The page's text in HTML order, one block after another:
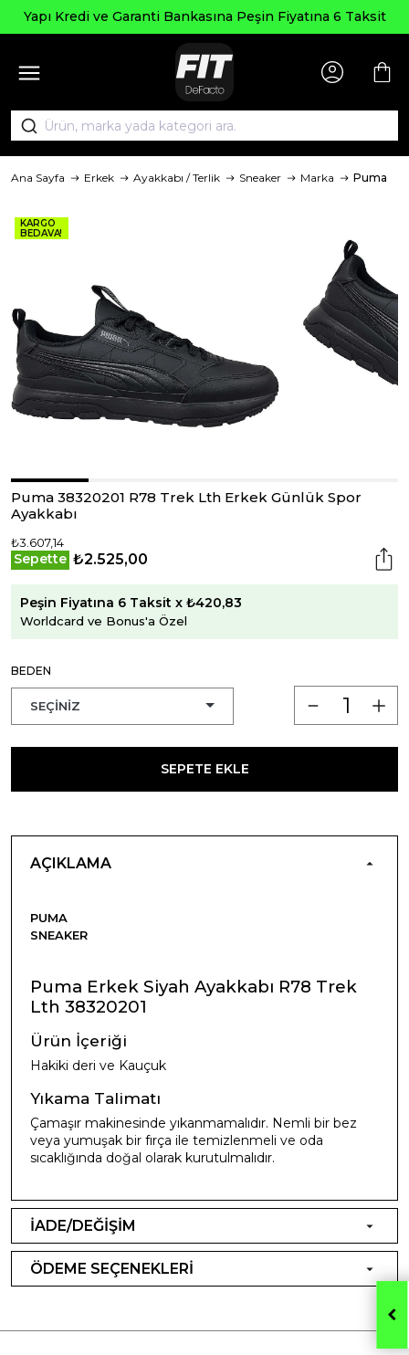
Yapı Kredi ve Garanti Bankasına Peşin Fiyatına 6 Taksit
Ana Sayfa Erkek Ayakkabı / Terlik Sneaker Marka Puma
KARGO
BEDAVA!
Puma 38320201 R78 Trek Lth Erkek Günlük Spor
Ayakkabı
₺3.607,14
Sepette ₺2.525,00
Peşin Fiyatına 6 Taksit x ₺420,83
Worldcard ve Bonus'a Özel
BEDEN
SEPETE EKLE
AÇIKLAMA
PUMA
SNEAKER
Puma Erkek Siyah Ayakkabı R78 Trek
Lth 38320201
Ürün İçeriği
Hakiki deri ve Kauçuk
Yıkama Talimatı
Çamaşır makinesinde yıkanmamalıdır. Nemli bir bez
veya yumuşak bir fırça ile temizlenmeli ve oda
sıcaklığında doğal olarak kurutulmalıdır.
İADE/DEĞİŞİM
ÖDEME SEÇENEKLERİ